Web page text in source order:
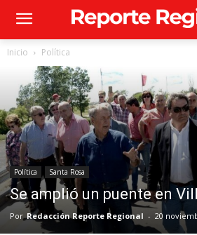
Inicio Política
Política Santa Rosa
Se amplió un puente en
Por Redacción Reporte Regional - 20